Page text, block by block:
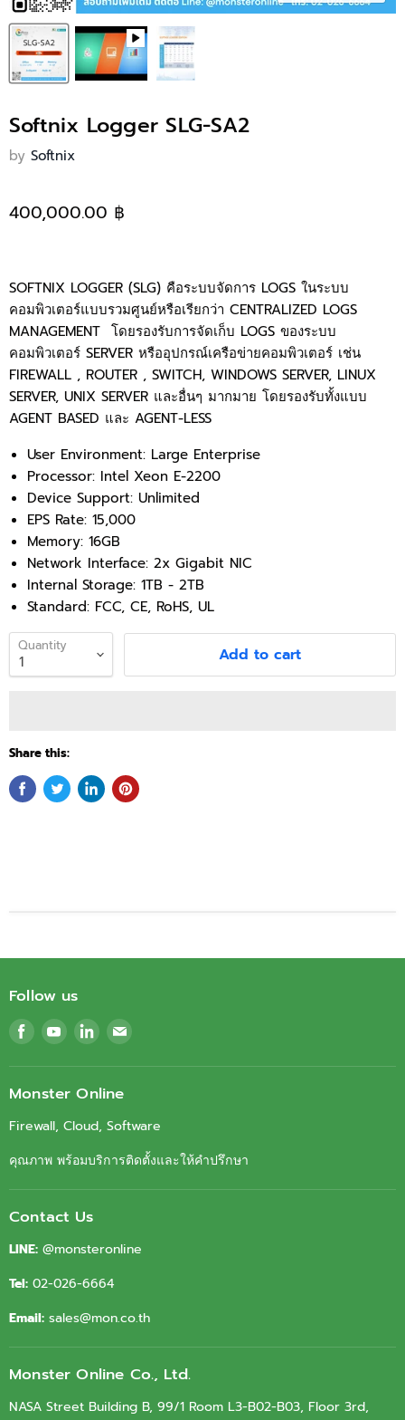
Softnix Logger SLG-SA2
by Softnix
400,000.00 ฿
SOFTNIX LOGGER (SLG) คือระบบจัดการ LOGS ในระบบ
คอมพิวเตอร์แบบรวมศูนย์หรือเรียกว่า CENTRALIZED LOGS
MANAGEMENT โดยรองรับการจัดเก็บ LOGS ของระบบ
คอมพิวเตอร์ SERVER หรืออุปกรณ์เครือข่ายคอมพิวเตอร์ เช่น
FIREWALL , ROUTER , SWITCH, WINDOWS SERVER, LINUX
SERVER, UNIX SERVER และอื่นๆ มากมาย โดยรองรับทั้งแบบ
AGENT BASED และ AGENT-LESS
User Environment: Large Enterprise
Processor: Intel Xeon E-2200
Device Support: Unlimited
EPS Rate: 15,000
Memory: 16GB
Network Interface: 2x Gigabit NIC
Internal Storage: 1TB - 2TB
Standard: FCC, CE, RoHS, UL
Quantity Add to cart
Share this:
Follow us
Find
us
on
Facebook
Find
us
on
Youtube
Find
us
on
LinkedIn
Find
on
Monster Online
Firewall, Cloud, Software
คุณภาพ พร้อมบริการติดตั้งและให้คำปรึกษา
Contact Us
LINE: @monsteronline
Tel: 02-026-6664
Email: sales@mon.co.th
Monster Online Co., Ltd.
NASA Street Building B, 99/1 Room L3-B02-B03, Floor 3rd,